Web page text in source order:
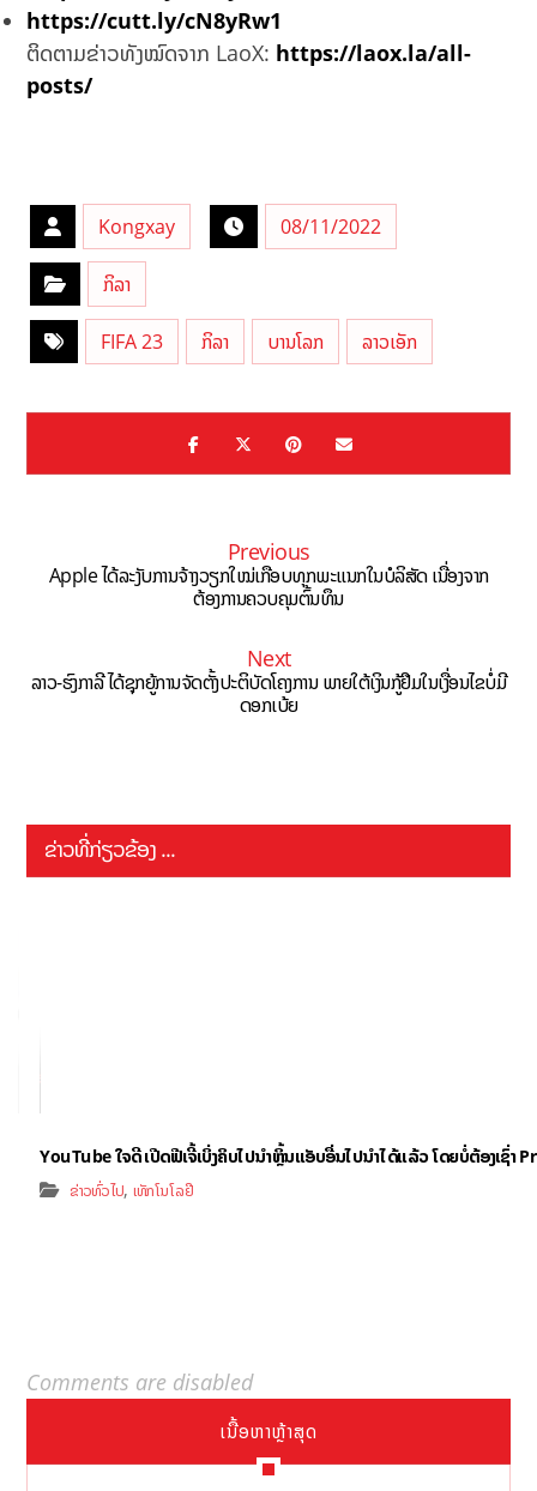
https://cutt.ly/cN8yRw1
ຕິດຕາມຂ່າວທັງໝົດຈາກ LaoX: https://laox.la/all-
posts/
Kongxay 08/11/2022
ກິລາ
FIFA 23 ກິລາ ບານໂລກ ລາວເອັກ
Previous
Apple ໄດ້ລະງັບການຈ້າງວຽກໃໝ່ເກືອບທຸກພະແນກໃນບໍລິສັດ ເນື່ອງຈາກ
ຕ້ອງການຄວບຄຸມຕົ້ນທຶນ
Next
ລາວ-ຮົງກາລີ ໄດ້ຊຸກຍູ້ການຈັດຕັ້ງປະຕິບັດໂຄງການ ພາຍໃຕ້ເງິນກູ້ຢືມໃນເງື່ອນໄຂບໍ່ມີ
ດອກເບ້ຍ
ຂ່າວທີ່ກ່ຽວຂ້ອງ ...
YouTube ໃຈດີ ເປີດຟີເຈີ້ເບິ່ງຄິບໄປນຳຫຼິ້ນແອັບອື່ນໄປນຳໄດ້ແລ້ວ ໂດຍບໍ່ຕ້ອງເຊົ່າ
ຂ່າວທົ່ວໄປ, ເທັກໂນໂລຢີ
Comments are disabled
ເນື້ອຫາຫຼ້າສຸດ